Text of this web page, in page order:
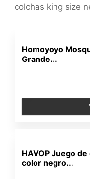
colchas king size
Homoyoyo
Grande...
HAVOP Juego
color negro...